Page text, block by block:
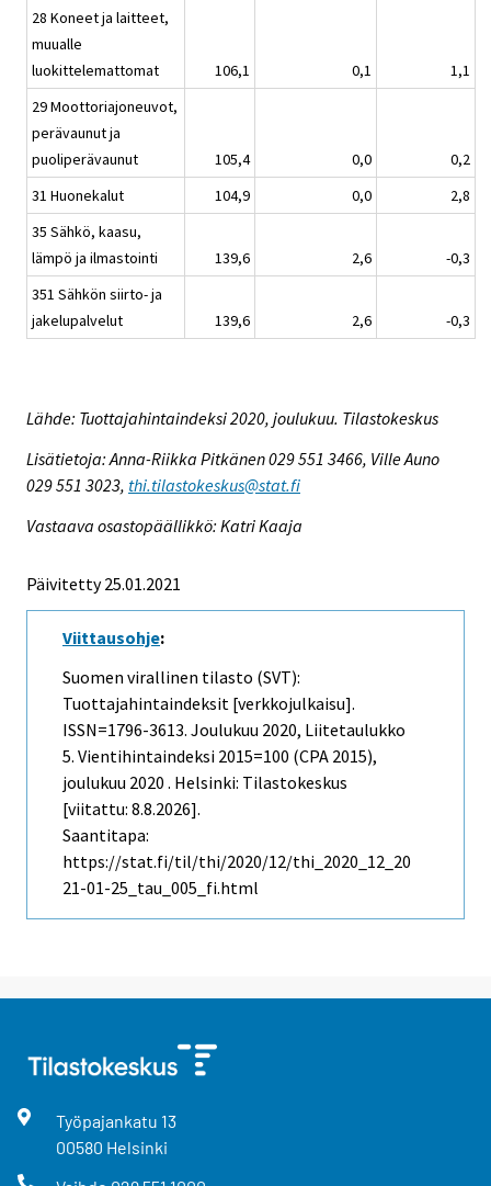
28 Koneet ja laitteet,
muualle
luokittelemattomat
106,1 0,1
1,1
29 Moottoriajoneuvot,
perävaunut ja
puoliperävaunut
105,4 0,0
0,2
31 Huonekalut
104,9 0,0
2,8
35 Sähkö, kaasu,
lämpö ja ilmastointi
139,6 2,6
-0,3
351 Sähkön siirto- ja
jakelupalvelut
139,6 2,6 -0,3
Lähde: Tuottajahintaindeksi 2020, joulukuu. Tilastokeskus
Lisätietoja: Anna-Riikka Pitkänen 029 551 3466, Ville Auno
029 551 3023, thi.tilastokeskus@stat.fi
Vastaava osastopäällikkö: Katri Kaaja
Päivitetty 25.01.2021
Viittausohje:
Suomen virallinen tilasto (SVT):
Tuottajahintaindeksit [verkkojulkaisu].
ISSN=1796-3613. Joulukuu 2020, Liitetaulukko
5. Vientihintaindeksi 2015=100 (CPA 2015),
joulukuu 2020 . Helsinki: Tilastokeskus
[viitattu: 8.8.2026].
Saantitapa:
https://stat.fi/til/thi/2020/12/thi_2020_12_20
21-01-25_tau_005_fi.html
Työpajankatu 13
00580 Helsinki